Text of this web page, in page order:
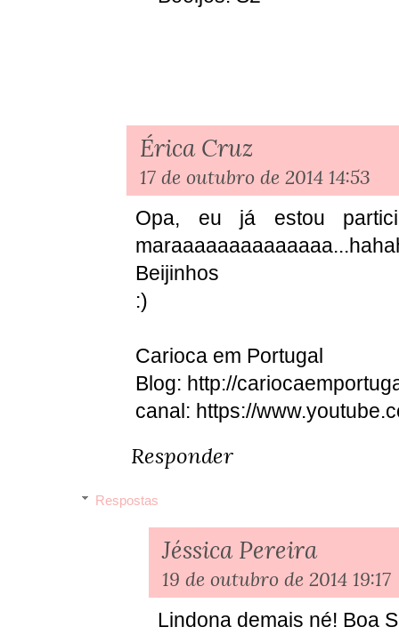
Érica Cruz
17 de outubro de 2014 14:53
Opa, eu já estou
Beijinhos
:)
Carioca em Portugal
Blog: http://
canal: https://
Responder
Respostas
Jéssica Pereira
19 de outubro de 2014 19:17
Lindona demais né! Boa